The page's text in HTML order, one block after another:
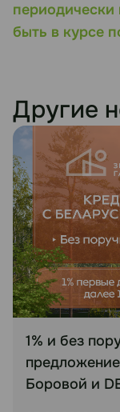
периодически
быть в курсе
Другие
1% и без
Боровой и